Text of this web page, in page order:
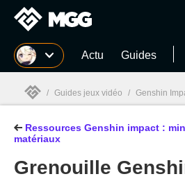
MGG Actu Guides
MGG
/ Guides jeux vidéo / Genshin
Ressources Genshin impact :
matériaux
Grenouille